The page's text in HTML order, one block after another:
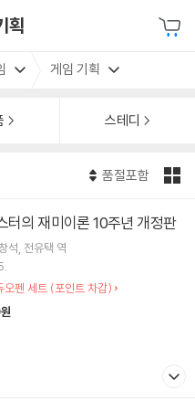
획
게임 기획
스테디
품절포함
터의 재미이론 10주년 개정판
석 전유택 역
오펜 세트 (포인트 차감)
원